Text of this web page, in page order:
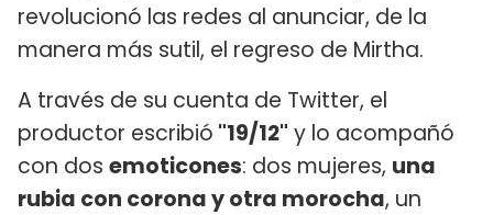
revolucionó las redes al anunciar, de la
manera más sutil, el regreso de Mirtha.
A través de su cuenta de Twitter, el
productor escribió "19/12" y lo acompañó
con dos emoticones: dos mujeres, una
rubia con corona y otra morocha, un